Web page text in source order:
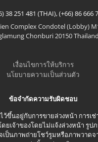
38 251 481 (THAI), (+66) 86 666
Complex Condotel (Lobby)
Chonburi 20150 Thailand
เงื่อนไขการให้บริการ
นโยบายความเป็นส่วนตัว
ข้อจำกัดความรับผิดชอบ
ขึ้นอยู่กับการขายล่วงหน้า การเช่
ดยเจ้าของโดยไม่แจ้งล่วงหน้า รูป
ป็นภาพถ่ายโชว์รูมหรือภาพวาด